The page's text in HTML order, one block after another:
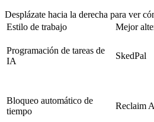
Desplázate hacia la derecha para ver
Estilo de trabajo
Mejor
Programación de tareas de
IA
SkedPal
Bloqueo automático de
tiempo
Reclaim